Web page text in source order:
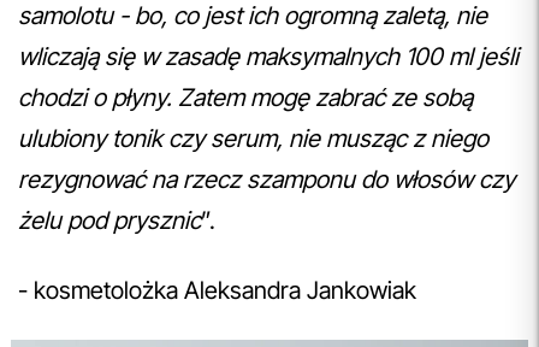
samolotu - bo, co jest ich ogromną zaletą, nie
wliczają się w zasadę maksymalnych 100 ml jeśli
chodzi o płyny. Zatem mogę zabrać ze sobą
ulubiony tonik czy serum, nie musząc z niego
rezygnować na rzecz szamponu do włosów czy
żelu pod prysznic”.
- kosmetolożka Aleksandra Jankowiak